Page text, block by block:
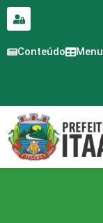
conteúdo
Conteúdo Menu